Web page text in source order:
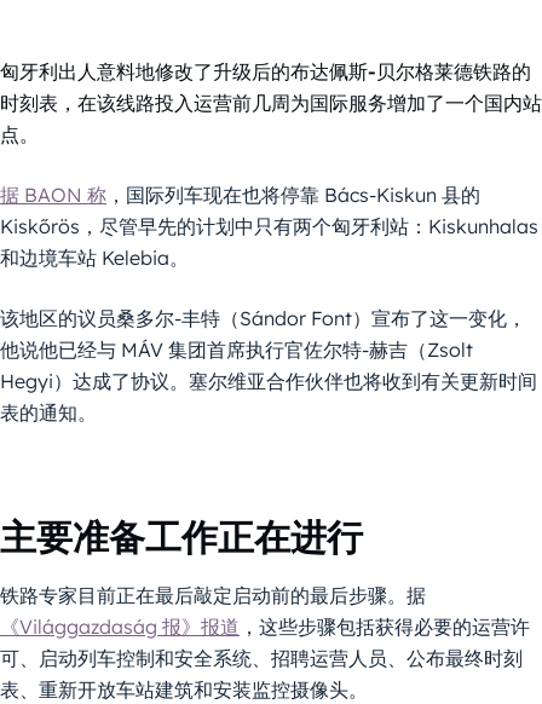
匈牙利出人意料地修改了升级后的布达佩斯-贝尔格莱德铁路的
时刻表，在该线路投入运营前几周为国际服务增加了一个国内站
点。
据 BAON 称 ，国际列车现在也将停靠 Bács-Kiskun 县的
Kiskőrös，尽管早先的计划中只有两个匈牙利站：Kiskunhalas
和边境车站 Kelebia。
该地区的议员桑多尔-丰特（Sándor Font）宣布了这一变化，
他说他已经与 MÁV 集团首席执行官佐尔特-赫吉（Zsolt
Hegyi）达成了协议。塞尔维亚合作伙伴也将收到有关更新时间
表的通知。
主要准备工作正在进行
铁路专家目前正在最后敲定启动前的最后步骤。据
《Világgazdaság 报》报道 ，这些步骤包括获得必要的运营许
可、启动列车控制和安全系统、招聘运营人员、公布最终时刻
表、重新开放车站建筑和安装监控摄像头。